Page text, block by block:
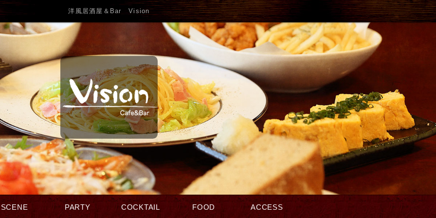
洋風居酒屋＆Bar Vision
SCENE PARTY COCKTAIL FOOD ACCESS